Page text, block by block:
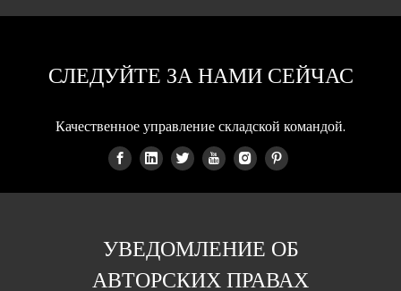
СЛЕДУЙТЕ ЗА НАМИ СЕЙЧАС
Качественное управление складской командой.
УВЕДОМЛЕНИЕ ОБ
АВТОРСКИХ ПРАВАХ